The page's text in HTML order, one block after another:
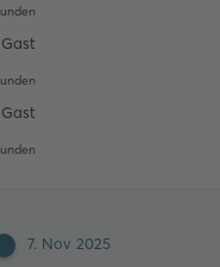
Gast
Gast
7. Nov 2025